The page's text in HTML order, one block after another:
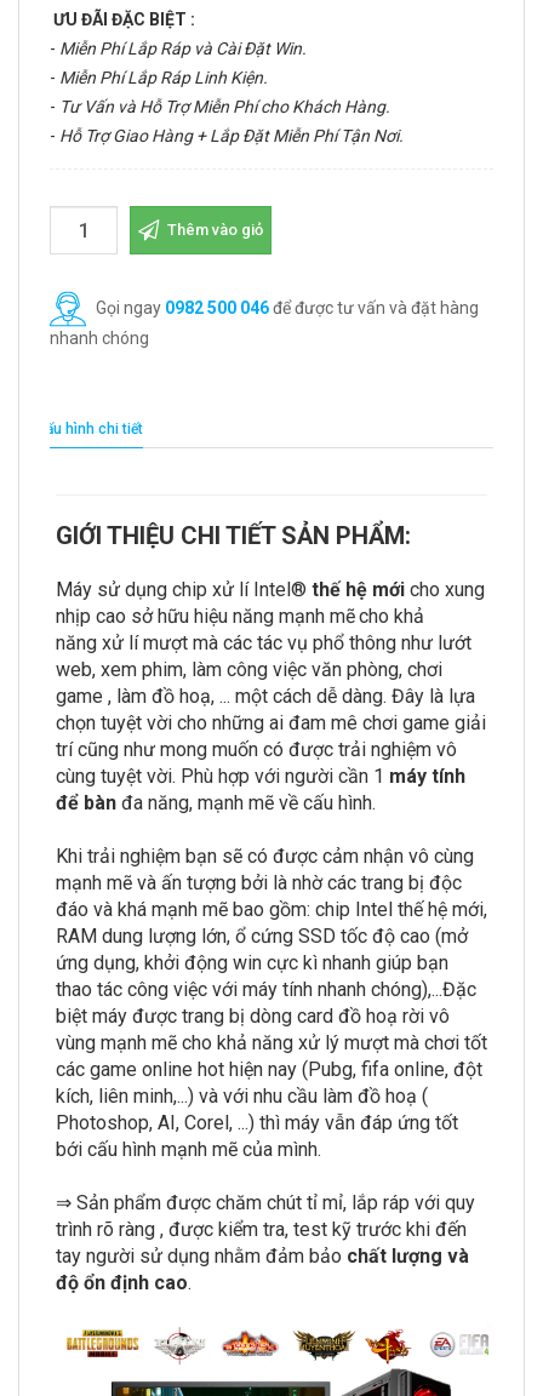
ƯU ĐÃI ĐẶC BIỆT :
- Miễn Phí Lắp Ráp và Cài Đặt Win.
- Miễn Phí Lắp Ráp Linh Kiện.
- Tư Vấn và Hỗ Trợ Miễn Phí cho Khách Hàng.
- Hỗ Trợ Giao Hàng + Lắp Đặt Miễn Phí Tận Nơi.
Thêm vào giỏ
Gọi ngay 0982 500 046để được tư vấn và đặt hàng
nhanh chóng
Cấu hình chi tiết
GIỚI THIỆU CHI TIẾT SẢN PHẨM:
Máy sử dụng chip xử lí Intel® thế hệ mới cho xung
nhịp cao sở hữu hiệu năng mạnh mẽcho khả
năng xử lí mượt mà các tác vụ phổ thông như lướt
web, xem phim, làm công việc văn phòng, chơi
game , làm đồ hoạ, ... một cách dễ dàng. Đây là lựa
chọn tuyệt vời cho những ai đam mê chơi game giải
trí cũng như mong muốn có được trải nghiệm vô
cùng tuyệt vời. Phù hợp với người cần 1 máy tính
để bàn đa năng, mạnh mẽ về cấu hình.
Khi trải nghiệm bạn sẽ có được cảm nhận vô cùng
mạnh mẽ và ấn tượng bởi là nhờ các trang bị độc
đáo và khá mạnh mẽ bao gồm: chip Intel thế hệ mới,
RAM dung lượng lớn, ổ cứng SSD tốc độ cao (mở
ứng dụng, khởi động win cực kì nhanh giúp bạn
thao tác công việc với máy tính nhanh chóng),...Đặc
biệt máy được trang bị dòng card đồ hoạ rời vô
vùng mạnh mẽ cho khả năng xử lý mượt mà chơi tốt
các game online hot hiện nay (Pubg, fifa online, đột
kích, liên minh,...) và với nhu cầu làm đồ hoạ (
Photoshop, AI, Corel, ...) thì máy vẫn đáp ứng tốt
bới cấu hình mạnh mẽ của mình.
⇒ Sản phẩm được chăm chút tỉ mỉ, lắp ráp với quy
trình rõ ràng , được kiểm tra, test kỹ trước khi đến
tay người sử dụng nhằm đảm bảo chất lượng và
độ ổn định cao.